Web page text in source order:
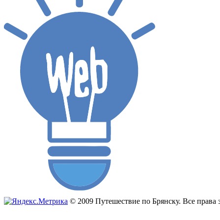
© 2009 Путешествие по Брянску. Все